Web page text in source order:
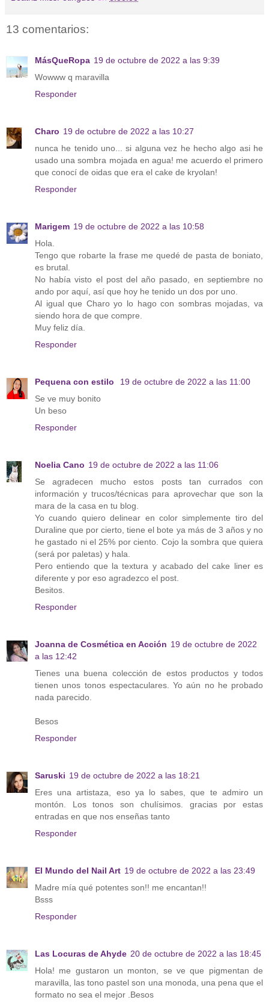
13 comentarios:
MásQueRopa 19 de octubre de 2022 a las 9:39
Wowww q maravilla
Responder
Charo 19 de octubre de 2022 a las 10:27
nunca he tenido uno... si alguna vez he hecho algo asi he
usado una sombra mojada en agua! me acuerdo el primero
que conocí de oidas que era el cake de kryolan!
Responder
Marigem 19 de octubre de 2022 a las 10:58
Hola.
Tengo que robarte la frase me quedé de pasta de boniato,
es brutal.
No había visto el post del año pasado, en septiembre no
ando por aquí, así que hoy he tenido un dos por uno.
Al igual que Charo yo lo hago con sombras mojadas, va
siendo hora de que compre.
Muy feliz día.
Responder
Pequena con estilo
19 de octubre de 2022 a las 11:00
Se ve muy bonito
Un beso
Responder
Noelia Cano 19 de octubre de 2022 a las 11:06
Se agradecen mucho estos posts tan currados con
información y trucos/técnicas para aprovechar que son la
mara de la casa en tu blog.
Yo cuando quiero delinear en color simplemente tiro del
Duraline que por cierto, tiene el bote ya más de 3 años y no
he gastado ni el 25% por ciento. Cojo la sombra que quiera
(será por paletas) y hala.
Pero entiendo que la textura y acabado del cake liner es
diferente y por eso agradezco el post.
Besitos.
Responder
Joanna de Cosmética en Acción 19 de octubre de 2022
a las 12:42
Tienes una buena colección de estos productos y todos
tienen unos tonos espectaculares. Yo aún no he probado
nada parecido.
Besos
Responder
Saruski 19 de octubre de 2022 a las 18:21
Eres una artistaza, eso ya lo sabes, que te admiro un
montón. Los tonos son chulísimos. gracias por estas
entradas en que nos enseñas tanto
Responder
El Mundo del Nail Art 19 de octubre de 2022 a las 23:49
Madre mía qué potentes son!! me encantan!!
Bsss
Responder
Las Locuras de Ahyde 20 de octubre de 2022 a las 18:45
Hola! me gustaron un monton, se ve que pigmentan de
maravilla, las tono pastel son una monoda, una pena que el
formato no sea el mejor .Besos